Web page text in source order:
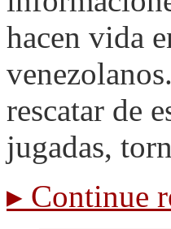
hacen vida
rescatar de
jugadas,
▸ Continue